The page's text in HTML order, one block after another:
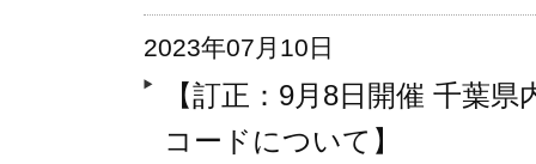
2023年07月10日
【訂正：9月8日開催 千葉
コードについて】